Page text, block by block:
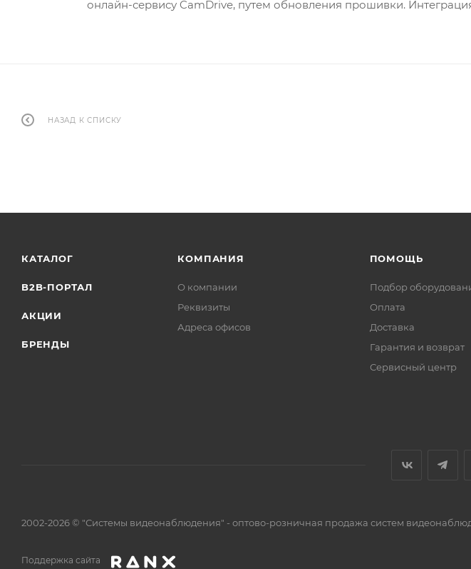
онлайн-сервису CamDrive, путем обновления прошивки.
НАЗАД К СПИСКУ
КАТАЛОГ
B2B-ПОРТАЛ
АКЦИИ
БРЕНДЫ
КОМПАНИЯ
О компании
Реквизиты
Адреса офисов
ПОМОЩЬ
Подбор
Оплата
Доставка
Гарантия и возврат
Сервисный центр
2002-2026 © "Системы видеонаблюдения" - оптово-розничная продажа систем
Поддержка сайта